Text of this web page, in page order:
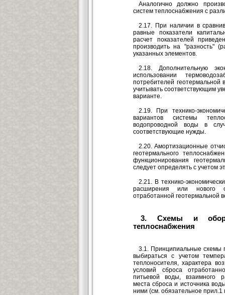
Аналогично должно
систем теплоснабжения с
2.17. При наличии в
равные показатели
расчет показателей
производить на "разность"
указанных элементов.
2.18. Дополнительную
использовании
потребителей геотермальной
учитывать соответствующим
варианте.
2.19. При технико-
вариантов системы
водопроводной воды в
соответствующие нужды.
2.20. Амортизационные
геотермального
функционирования
следует определять с учетом
2.21. В технико-
расширения или нового
отработанной геотермальной
3. Схемы и
теплоснабжения
3.1. Принципиальные схемы
выбираться с учетом
теплоносителя, характера
условий сброса
питьевой воды, взаимного
места сброса и источника
ними (см. обязательное